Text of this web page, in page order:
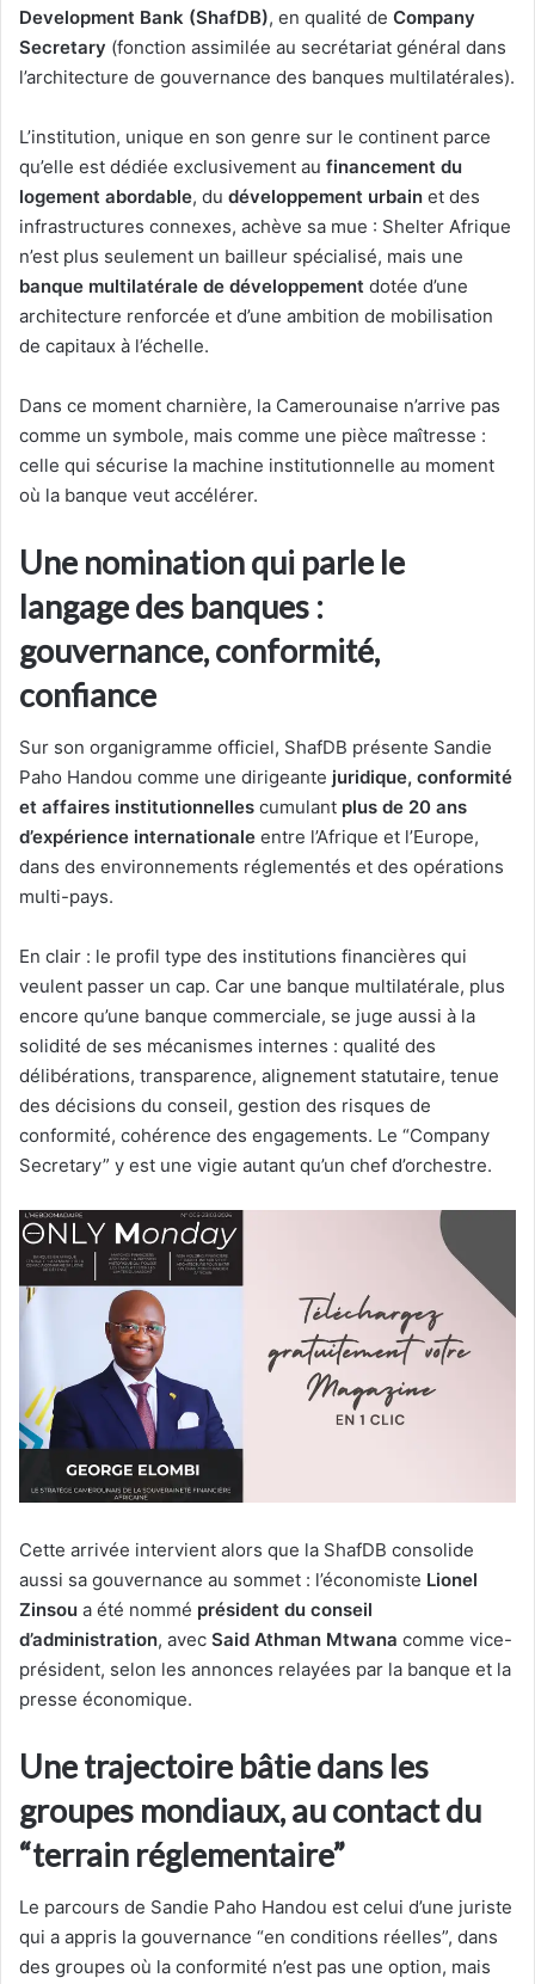
Development Bank (ShafDB), en qualité de Company
Secretary (fonction assimilée au secrétariat général dans
l’architecture de gouvernance des banques multilatérales).
L’institution, unique en son genre sur le continent parce
qu’elle est dédiée exclusivement au financement du
logement abordable, du développement urbain et des
infrastructures connexes, achève sa mue : Shelter Afrique
n’est plus seulement un bailleur spécialisé, mais une
banque multilatérale de développement dotée d’une
architecture renforcée et d’une ambition de mobilisation
de capitaux à l’échelle.
Dans ce moment charnière, la Camerounaise n’arrive pas
comme un symbole, mais comme une pièce maîtresse :
celle qui sécurise la machine institutionnelle au moment
où la banque veut accélérer.
Une nomination qui parle le
langage des banques :
gouvernance, conformité,
confiance
Sur son organigramme officiel, ShafDB présente Sandie
Paho Handou comme une dirigeante juridique, conformité
et affaires institutionnelles cumulant plus de 20 ans
d’expérience internationale entre l’Afrique et l’Europe,
dans des environnements réglementés et des opérations
multi-pays.
En clair : le profil type des institutions financières qui
veulent passer un cap. Car une banque multilatérale, plus
encore qu’une banque commerciale, se juge aussi à la
solidité de ses mécanismes internes : qualité des
délibérations, transparence, alignement statutaire, tenue
des décisions du conseil, gestion des risques de
conformité, cohérence des engagements. Le “Company
Secretary” y est une vigie autant qu’un chef d’orchestre.
Cette arrivée intervient alors que la ShafDB consolide
aussi sa gouvernance au sommet : l’économiste Lionel
Zinsou a été nommé président du conseil
d’administration, avec Said Athman Mtwana comme vice-
président, selon les annonces relayées par la banque et la
presse économique.
Une trajectoire bâtie dans les
groupes mondiaux, au contact du
“terrain réglementaire”
Le parcours de Sandie Paho Handou est celui d’une juriste
qui a appris la gouvernance “en conditions réelles”, dans
des groupes où la conformité n’est pas une option, mais